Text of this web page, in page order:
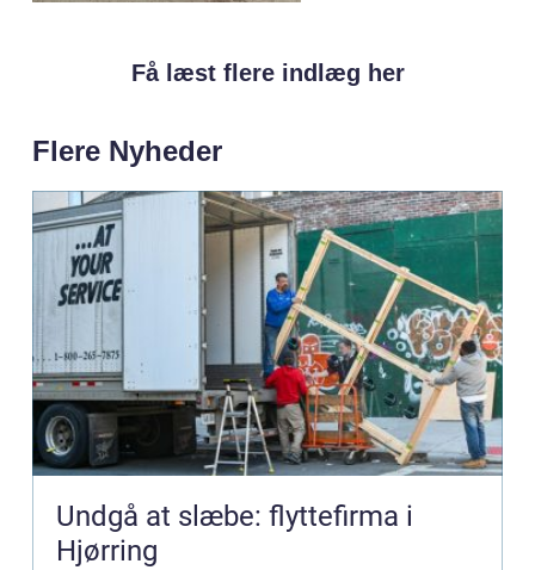
Få læst flere indlæg her
Flere Nyheder
Undgå at slæbe: flyttefirma i
Hjørring